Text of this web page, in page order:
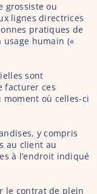
grossiste ou
lignes directrices
pratiques de
humain («
sont
facturer ces
où celles-ci
y compris
au client au
à l’endroit indiqué
le contrat de plein